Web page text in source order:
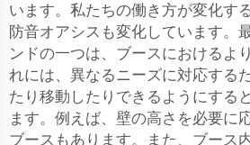
います。私たちの働き方が変化す
防音オアシスも変化しています。
ンドの一つは、ブースにおけるよ
れには、異なるニーズに対応する
たり移動したりできるようにする
ます。例えば、壁の高さを必要に
ブースもあります。また、ブース